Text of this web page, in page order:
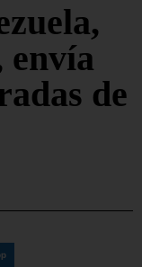
envía
de